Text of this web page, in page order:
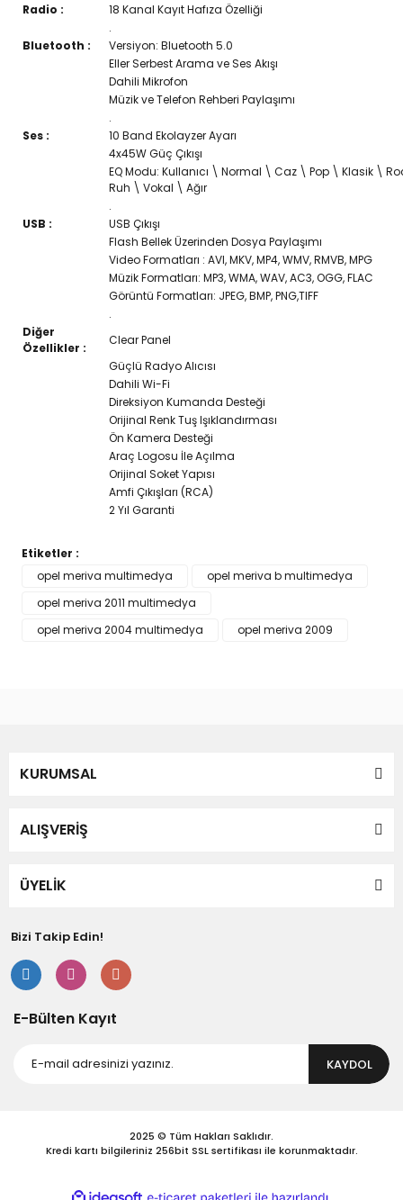
Radio :
18 Kanal Kayıt Hafıza Özelliği
.
Bluetooth :
Versiyon: Bluetooth 5.0
Eller Serbest Arama ve Ses Akışı
Dahili Mikrofon
Müzik ve Telefon Rehberi Paylaşımı
.
Ses :
10 Band Ekolayzer Ayarı
4x45W Güç Çıkışı
EQ Modu: Kullanıcı \ Normal \ Caz \ Pop \ Klasik \
Ruh \ Vokal \ Ağır
.
USB :
USB Çıkışı
Flash Bellek Üzerinden Dosya Paylaşımı
Video Formatları : AVI, MKV, MP4, WMV, RMVB, MPG
Müzik Formatları: MP3, WMA, WAV, AC3, OGG, FLAC
Görüntü Formatları: JPEG, BMP, PNG,TIFF
.
Diğer
Özellikler :
Clear Panel
Güçlü Radyo Alıcısı
Dahili Wi-Fi
Direksiyon Kumanda Desteği
Orijinal Renk Tuş Işıklandırması
Ön Kamera Desteği
Araç Logosu İle Açılma
Orijinal Soket Yapısı
Amfi Çıkışları (RCA)
2 Yıl Garanti
Bu ürüne ilk yorumu siz yapın!
Bu ürünün fiyat bilgisi, resim, ürün açıklamalarında ve diğer
kullanarak tarafımıza iletebilirsiniz.
Görüş ve önerileriniz için teşekkür ederiz.
Bu ürüne benzer farklı alternatifler olmalı.
Etiketler :
opel meriva multimedya
opel meriva b multimedya
opel meriva 2011 multimedya
opel meriva 2004 multimedya
opel meriva 2009
KURUMSAL
ALIŞVERİŞ
ÜYELİK
Bizi Takip Edin!
E-Bülten Kayıt
KAYDOL
2025 © Tüm Hakları Saklıdır.
Kredi kartı bilgileriniz 256bit SSL sertifikası ile korunmaktadır.